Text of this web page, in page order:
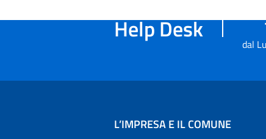
Help Desk dal
L’IMPRESA E IL COMUNE